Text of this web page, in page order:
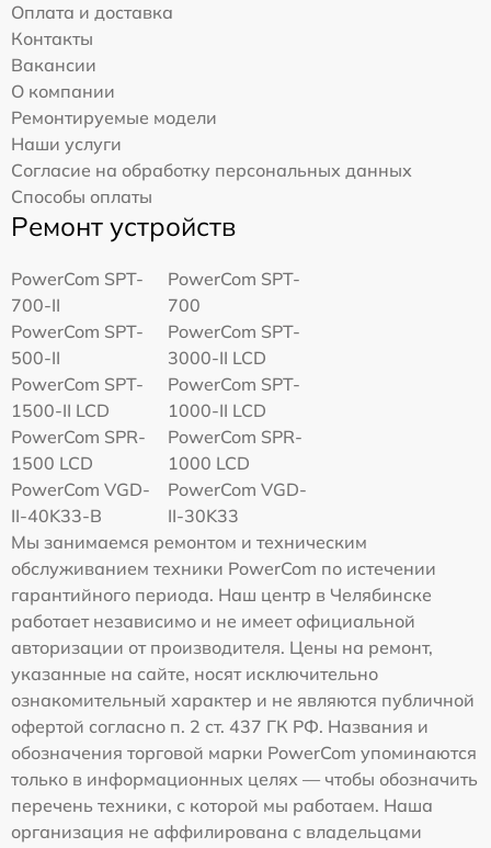
Оплата и доставка
Контакты
Вакансии
О компании
Ремонтируемые модели
Наши услуги
Согласие на обработку персональных данных
Способы оплаты
Ремонт устройств
PowerCom SPT-
700-II
PowerCom SPT-
700
PowerCom SPT-
500-II
PowerCom SPT-
3000-II LCD
PowerCom SPT-
1500-II LCD
PowerCom SPT-
1000-II LCD
PowerCom SPR-
1500 LCD
PowerCom SPR-
1000 LCD
PowerCom VGD-
II-40K33-B
PowerCom VGD-
II-30K33
Мы занимаемся ремонтом и техническим
обслуживанием техники PowerCom по истечении
гарантийного периода. Наш центр в Челябинске
работает независимо и не имеет официальной
авторизации от производителя. Цены на ремонт,
указанные на сайте, носят исключительно
ознакомительный характер и не являются публичной
офертой согласно п. 2 ст. 437 ГК РФ. Названия и
обозначения торговой марки PowerCom упоминаются
только в информационных целях — чтобы обозначить
перечень техники, с которой мы работаем. Наша
организация не аффилирована с владельцами